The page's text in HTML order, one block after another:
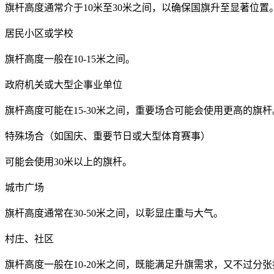
旗杆高度通常介于10米至30米之间，以确保国旗升至显著位置。
‌居民小区或学校‌
旗杆高度一般在10-15米之间。
‌政府机关或大型企事业单位‌
旗杆高度可能在15-30米之间，重要场合可能会使用更高的旗杆
‌特殊场合（如国庆、重要节日或大型体育赛事）‌
可能会使用30米以上的旗杆。
‌城市广场‌
旗杆高度通常在30-50米之间，以彰显庄重与大气。
‌村庄、社区‌
旗杆高度一般在10-20米之间，既能满足升旗需求，又不过分张